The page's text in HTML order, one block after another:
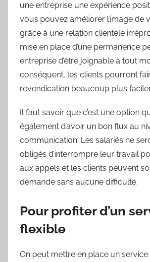
une entreprise une expérience
vous pouvez améliorer l’image de
grâce à une relation clientèle
mise en place d’une permanence
entreprise d’être joignable à tout
conséquent, les clients pourront
revendication beaucoup plus
Il faut savoir que c’est une option
également d’avoir un bon flux au
communication. Les salariés ne
obligés d’interrompre leur travail
aux appels et les clients peuvent
demande sans aucune difficulté.
Pour profiter d’un
flexible
On peut mettre en place un service